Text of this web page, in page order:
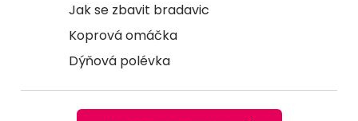
Jak se zbavit bradavic
Koprová omáčka
Dýňová polévka